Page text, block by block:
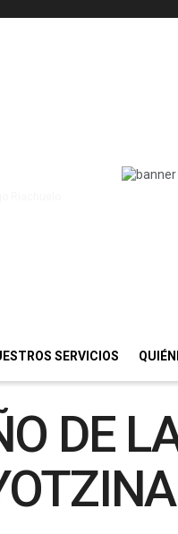
SERVICIOS
DE